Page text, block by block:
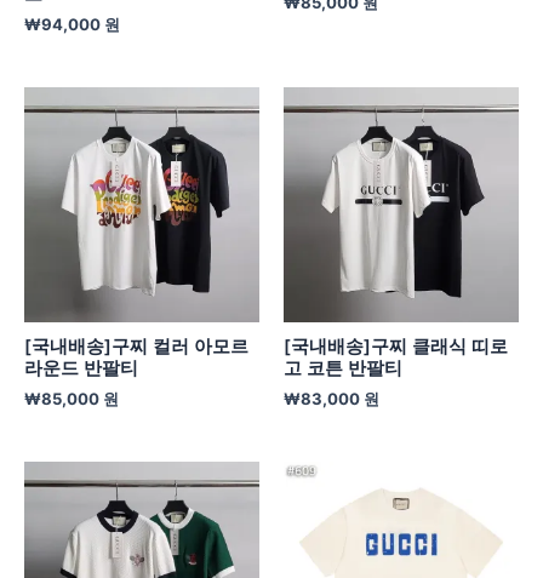
₩94,000 원
[국내배송]구찌 컬러 아모르
라운드 반팔티
₩85,000 원
[국내배송]구찌 클래식 띠로
고 코튼 반팔티
₩83,000 원